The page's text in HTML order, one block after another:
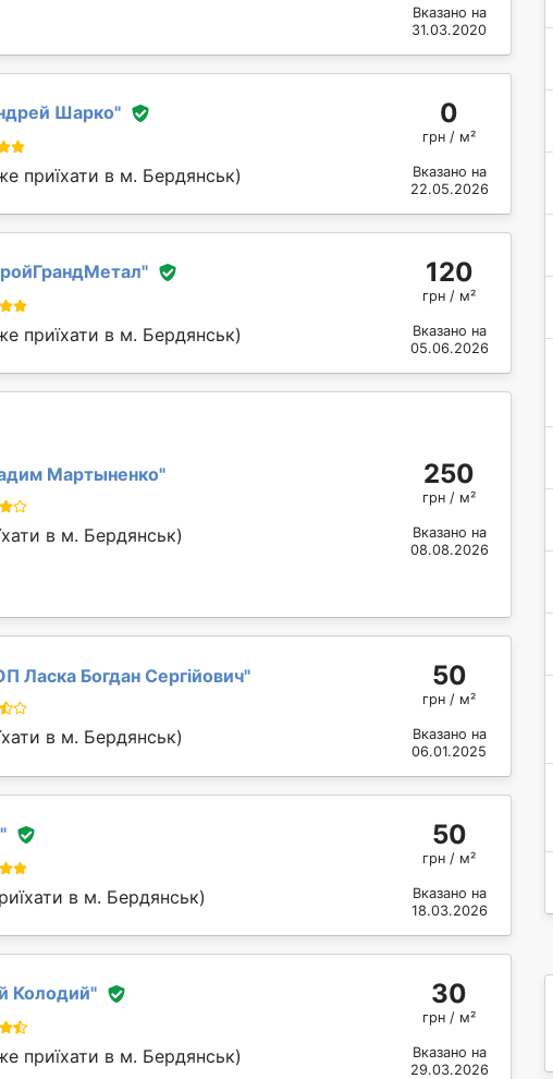
Вказано на
31.03.2020
Шарко"
приїхати в м. Бердянськ)
0
грн / м²
Вказано на
22.05.2026
"
приїхати в м. Бердянськ)
120
грн / м²
Вказано на
05.06.2026
Мартыненко"
в м. Бердянськ)
250
грн / м²
Вказано на
08.08.2026
Ласка Богдан Сергійович"
в м. Бердянськ)
50
грн / м²
Вказано на
06.01.2025
"
в м. Бердянськ)
50
грн / м²
Вказано на
18.03.2026
Колодий"
приїхати в м. Бердянськ)
30
грн / м²
Вказано на
29.03.2026